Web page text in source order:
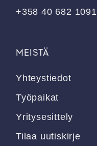
+358 40 682 1091
MEISTÄ
Yhteystiedot
Työpaikat
Yritysesittely
Tilaa uutiskirje